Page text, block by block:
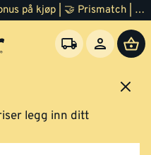
🚚 Fri frakt over 20 000 kr | 💰 Bonus på kjøp | 🤝 Prismatch | ⭐ 100% fornøyd garanti | 🏪 140 byggevarehus
legg inn ditt